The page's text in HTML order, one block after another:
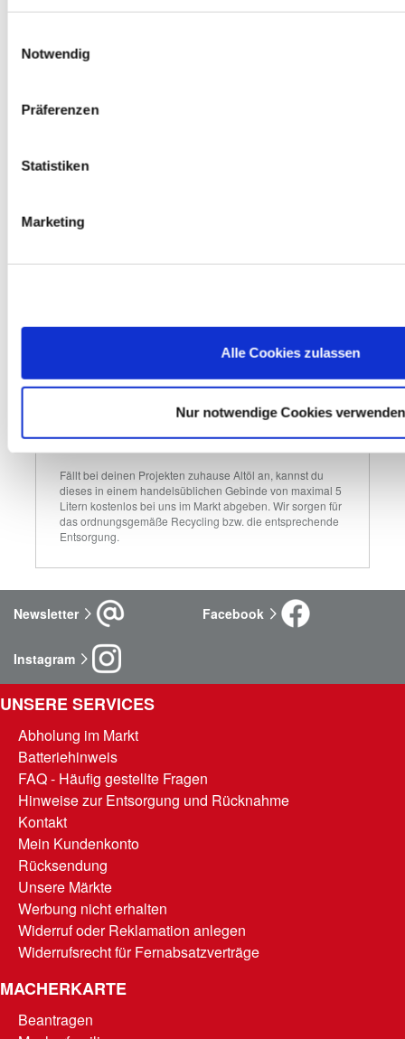
Notwendig
Präferenzen
Statistiken
Marketing
Alle Cookies zulassen
Nur notwendige Cookies verwenden
sorgen für das ordnungsgemäße Recycling bzw. die
entsprechende Entsorgung.
Gerne nehmen wir deine ausgedienten Autobatterien
Bohrmaschinen, Elektrosägen oder Toaster, die kleiner als
25 cm sind, kostenlos zurückgeben. Größere Geräte
nehmen wir in Verbindung mit einem Neukauf eines
Altöl
Fällt bei deinen Projekten zuhause Altöl an, kannst du
dieses in einem handelsüblichen Gebinde von maximal 5
Litern kostenlos bei uns im Markt abgeben. Wir sorgen für
das ordnungsgemäße Recycling bzw. die entsprechende
Entsorgung.
Newsletter Facebook
Instagram
UNSERE SERVICES
Abholung im Markt
Batteriehinweis
FAQ - Häufig gestellte Fragen
Hinweise zur Entsorgung und Rücknahme
Kontakt
Mein Kundenkonto
Rücksendung
Unsere Märkte
Werbung nicht erhalten
Widerruf oder Reklamation anlegen
Widerrufsrecht für Fernabsatzverträge
MACHERKARTE
Beantragen